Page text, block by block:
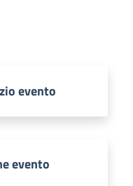
evento
evento